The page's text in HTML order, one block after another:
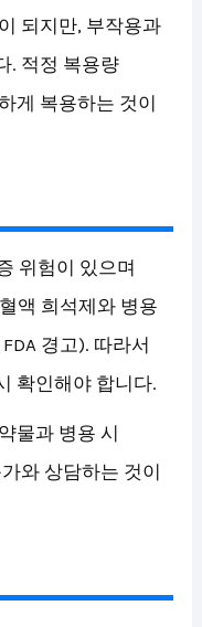
되지만, 부작용과
. 적정 복용량
게 복용하는 것이
위험이 있으며
액 희석제와 병용
경고). 따라서
확인해야 합니다.
물과 병용 시
와 상담하는 것이